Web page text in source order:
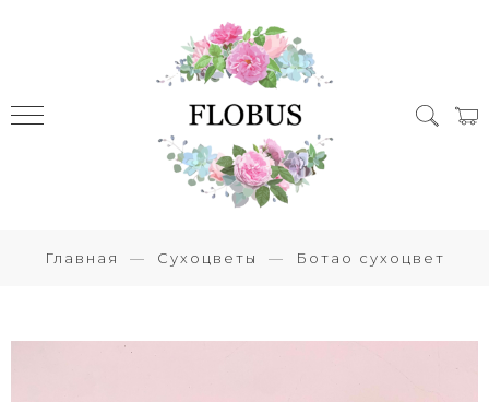
Главная Сухоцветы Ботао сухоцвет